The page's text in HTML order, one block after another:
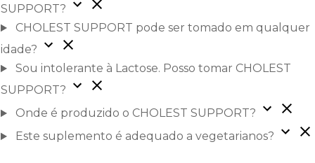
SUPPORT?
CHOLEST SUPPORT pode ser tomado em qualquer
idade?
Sou intolerante à Lactose. Posso tomar CHOLEST
SUPPORT?
Onde é produzido o CHOLEST SUPPORT?
Este suplemento é adequado a vegetarianos?